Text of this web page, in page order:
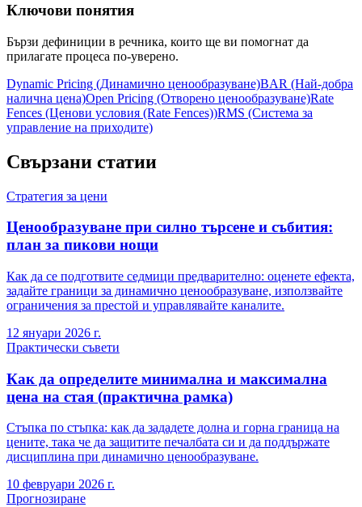
Ключови понятия
Бързи дефиниции в речника, които ще ви помогнат да
прилагате процеса по-уверено.
Dynamic Pricing (Динамично ценообразуване)BAR (Най-добра
налична цена)Open Pricing (Отворено ценообразуване)Rate
Fences (Ценови условия (Rate Fences))RMS (Система за
управление на приходите)
Свързани статии
Стратегия за цени
Ценообразуване при силно търсене и събития:
план за пикови нощи
Как да се подготвите седмици предварително: оценете ефекта,
задайте граници за динамично ценообразуване, използвайте
ограничения за престой и управлявайте каналите.
12 януари 2026 г.
Практически съвети
Как да определите минимална и максимална
цена на стая (практична рамка)
Стъпка по стъпка: как да зададете долна и горна граница на
цените, така че да защитите печалбата си и да поддържате
дисциплина при динамично ценообразуване.
10 февруари 2026 г.
Прогнозиране